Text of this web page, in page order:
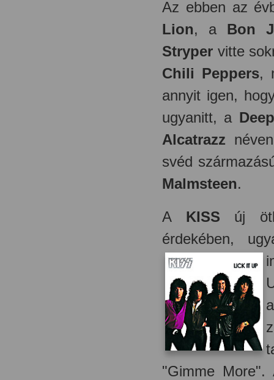
Az ebben az
Lion, a Bon
Stryper vitte
Chili Peppers,
annyit igen,
ugyanitt, a
Alcatrazz
svéd
Malmsteen.
A KISS új
érdekében,
"Gimme